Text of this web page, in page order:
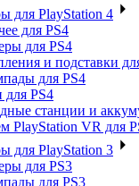
для PlayStation 4
для PS4
для PS4
и подставки
для PS4
для PS4
станции и
PlayStation VR для
для PlayStation 3
для PS3
для PS3